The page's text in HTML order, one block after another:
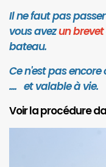
Il ne faut pas
vous avezun
bateau.
Ce n'est pas
.... et valable à vie.
Voir la procédure